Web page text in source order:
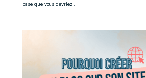
base que vous devriez...